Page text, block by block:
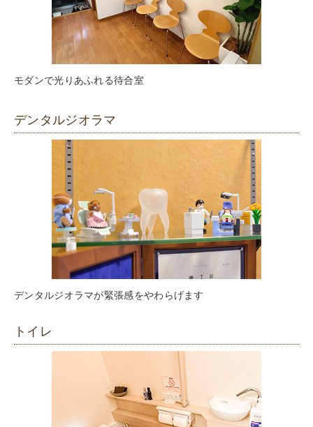
モダンで光りあふれる待合室
デンタルジオラマ
デンタルジオラマが緊張感をやわらげます
トイレ